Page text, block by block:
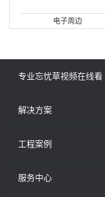
电子周边
专业忘忧草视频在线看
解决方案
工程案例
服务中心